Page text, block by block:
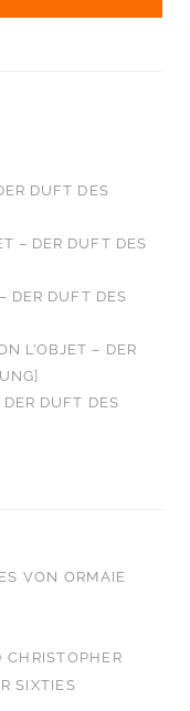
DUFT DES
– DER DUFT DES
DER DUFT DES
L’OBJET – DER
DUFT DES
VON ORMAIE
SIXTIES